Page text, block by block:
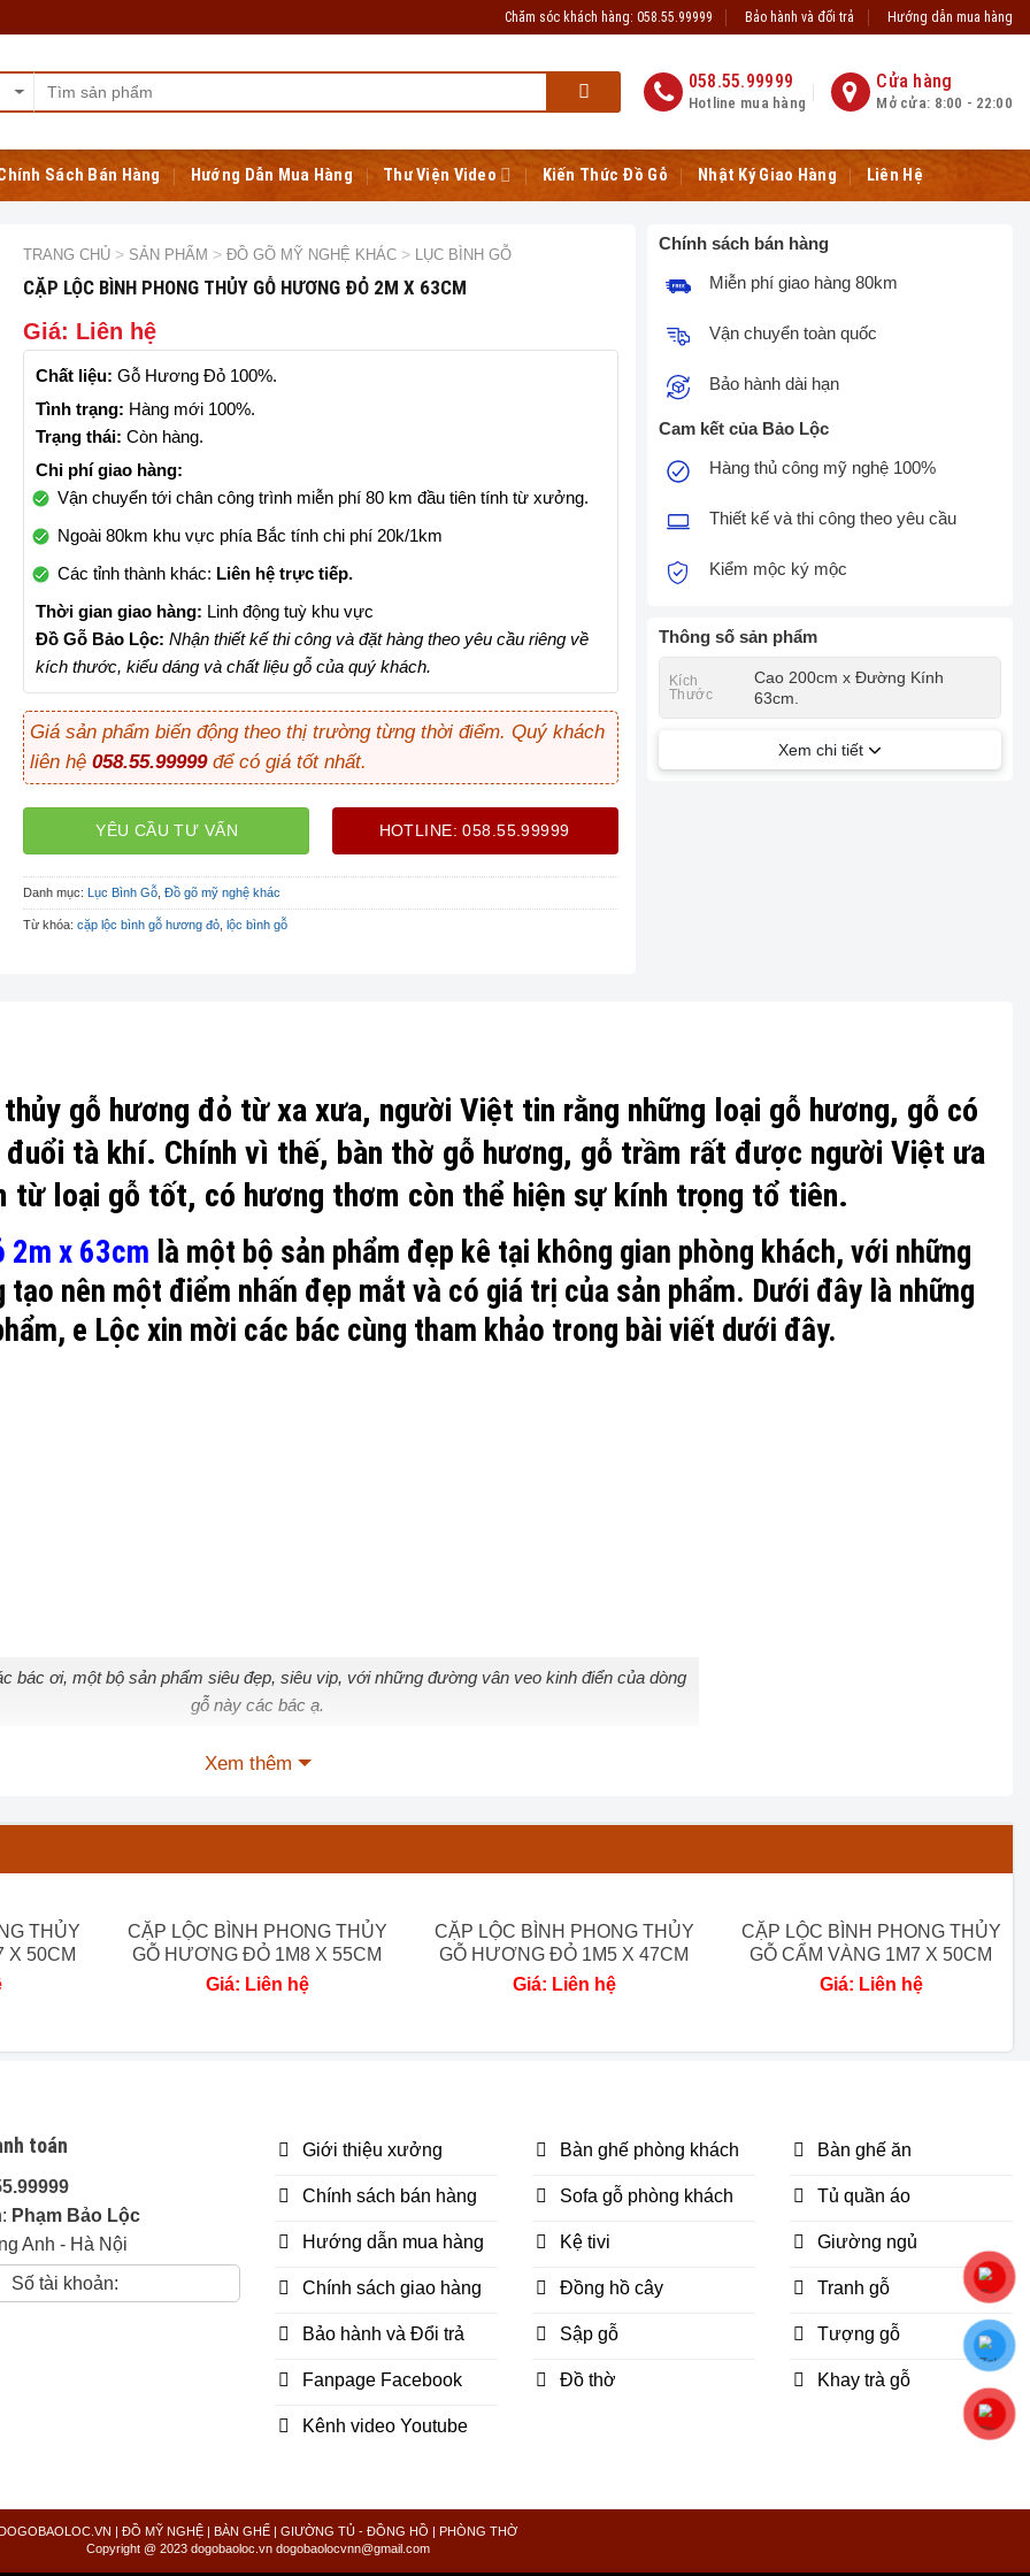
Chăm sóc khách hàng: 058.55.99999 Bảo hành và đổi trả Hướng dẫn mua hàng
058.55.99999
Hotline mua hàng
Cửa hàng
Mở cửa: 8:00 - 22:00
Sách Bán Hàng Hướng Dẫn Mua Hàng Thư Viện Video Kiến Thức Đồ Gỗ Nhật Ký Giao Hàng Liên Hệ
TRANG CHỦ > SẢN PHẨM > ĐỒ GÕ MỸ NGHỆ KHÁC > LỤC BÌNH GỖ
CẶP LỘC BÌNH PHONG THỦY GỖ HƯƠNG ĐỎ 2M X 63CM
Giá: Liên hệ
Chất liệu: Gỗ Hương Đỏ 100%.
Tình trạng: Hàng mới 100%.
Trạng thái: Còn hàng.
Chi phí giao hàng:
Vận chuyển tới chân công trình miễn phí 80 km đầu tiên tính từ xưởng.
Ngoài 80km khu vực phía Bắc tính chi phí 20k/1km
Các tỉnh thành khác: Liên hệ trực tiếp.
Thời gian giao hàng: Linh động tuỳ khu vực
Đồ Gỗ Bảo Lộc: Nhận thiết kế thi công và đặt hàng theo yêu cầu riêng về
kích thước, kiểu dáng và chất liệu gỗ của quý khách.
Giá sản phẩm biến động theo thị trường từng thời điểm. Quý khách
liên hệ 058.55.99999để có giá tốt nhất.
YÊU CẦU TƯ VẤN HOTLINE: 058.55.99999
Danh mục: Lục Bình Gỗ, Đồ gõ mỹ nghệ khác
Từ khóa: cặp lộc bình gỗ hương đỏ, lộc bình gỗ
Chính sách bán hàng
Miễn phí giao hàng 80km
Vận chuyển toàn quốc
Bảo hành dài hạn
Cam kết của Bảo Lộc
Hàng thủ công mỹ nghệ 100%
Thiết kế và thi công theo yêu cầu
Kiểm mộc ký mộc
Thông số sản phẩm
Kích
Thước
Cao 200cm x Đường Kính
63cm.
Xem chi tiết
gỗ hương đỏ từ xa xưa, người Việt tin rằng những loại gỗ hương, gỗ có
tà khí. Chính vì thế, bàn thờ gỗ hương, gỗ trầm rất được người Việt ưa
từ loại gỗ tốt, có hương thơm còn thể hiện sự kính trọng tổ tiên.
2m x 63cm là một bộ sản phẩm đẹp kê tại không gian phòng khách, với những
nên một điểm nhấn đẹp mắt và có giá trị của sản phẩm. Dưới đây là những
e Lộc xin mời các bác cùng tham khảo trong bài viết dưới đây.
bác ơi, một bộ sản phẩm siêu đẹp, siêu vip, với những đường vân veo kinh điển của dòng
gỗ này các bác ạ.
tiếp.
nếu phát hiện sai gỗ hoàn tiền 100% + đền bù 10% giá trị tiền hàng.
gỗ tốt như gõ đỏ, hương đá, gụ lào, mun hoa, hương lào, cẩm lai…
Xem thêm
THỦY
X 50CM
CẶP LỘC BÌNH PHONG THỦY
GỖ HƯƠNG ĐỎ 1M8 X 55CM
Giá: Liên hệ
CẶP LỘC BÌNH PHONG THỦY
GỖ HƯƠNG ĐỎ 1M5 X 47CM
Giá: Liên hệ
CẶP LỘC BÌNH PHONG THỦY
GỖ CẨM VÀNG 1M7 X 50CM
Giá: Liên hệ
toán
Phạm Bảo Lộc
Anh - Hà Nội
Số tài khoản:
Giới thiệu xưởng
Chính sách bán hàng
Hướng dẫn mua hàng
Chính sách giao hàng
Bảo hành và Đổi trả
Fanpage Facebook
Kênh video Youtube
Bàn ghế phòng khách
Sofa gỗ phòng khách
Kệ tivi
Đồng hồ cây
Sập gỗ
Đồ thờ
Bàn ghế ăn
Tủ quần áo
Giường ngủ
Tranh gỗ
Tượng gỗ
Khay trà gỗ
DOGOBAOLOC.VN | ĐỒ MỸ NGHỆ | BÀN GHẾ | GIƯỜNG TỦ - ĐỒNG HỒ | PHÒNG THỜ
Copyright @ 2023 dogobaoloc.vn dogobaolocvnn@gmail.com